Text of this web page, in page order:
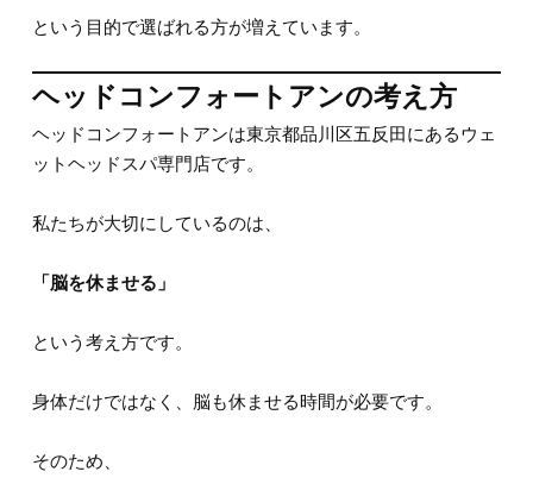
という目的で選ばれる方が増えています。
ヘッドコンフォートアンの考え方
ヘッドコンフォートアンは東京都品川区五反田にあるウェ
ットヘッドスパ専門店です。
私たちが大切にしているのは、
「脳を休ませる」
という考え方です。
身体だけではなく、脳も休ませる時間が必要です。
そのため、